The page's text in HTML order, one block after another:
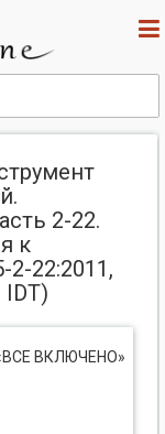
2-22.
к
22:2011,
IDT)
ВКЛЮЧЕНО»